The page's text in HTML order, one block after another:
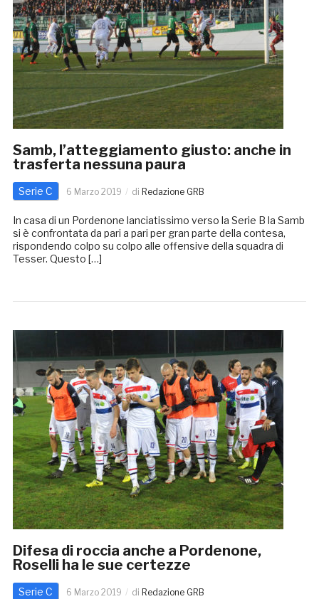
Samb, l’atteggiamento giusto: anche in
trasferta nessuna paura
Serie C 6 Marzo 2019 di Redazione GRB
In casa di un Pordenone lanciatissimo verso la Serie B la Samb
si è confrontata da pari a pari per gran parte della contesa,
rispondendo colpo su colpo alle offensive della squadra di
Tesser. Questo […]
Difesa di roccia anche a Pordenone,
Roselli ha le sue certezze
Serie C 6 Marzo 2019 di Redazione GRB